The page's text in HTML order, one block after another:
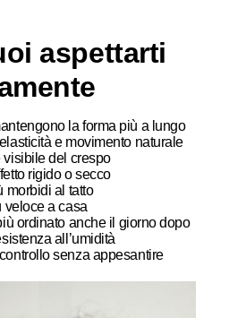
aspettarti
la forma più a lungo
e movimento naturale
visibile del crespo
rigido o secco
morbidi al tatto
veloce a casa
ordinato anche il giorno dopo
all’umidità
senza appesantire